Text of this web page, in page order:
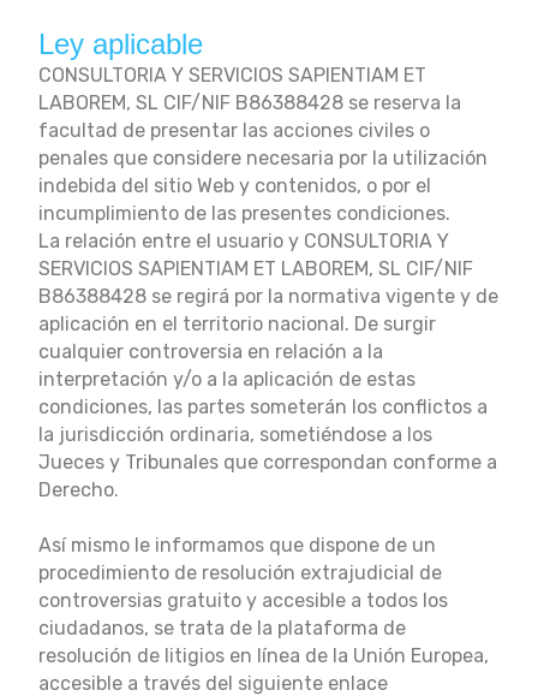
Ley aplicable
CONSULTORIA Y SERVICIOS SAPIENTIAM ET
LABOREM, SL CIF/NIF B86388428 se reserva la
facultad de presentar las acciones civiles o
penales que considere necesaria por la utilización
indebida del sitio Web y contenidos, o por el
incumplimiento de las presentes condiciones.
La relación entre el usuario y CONSULTORIA Y
SERVICIOS SAPIENTIAM ET LABOREM, SL CIF/NIF
B86388428 se regirá por la normativa vigente y de
aplicación en el territorio nacional. De surgir
cualquier controversia en relación a la
interpretación y/o a la aplicación de estas
condiciones, las partes someterán los conflictos a
la jurisdicción ordinaria, sometiéndose a los
Jueces y Tribunales que correspondan conforme a
Derecho.
Así mismo le informamos que dispone de un
procedimiento de resolución extrajudicial de
controversias gratuito y accesible a todos los
ciudadanos, se trata de la plataforma de
resolución de litigios en línea de la Unión Europea,
accesible a través del siguiente enlace